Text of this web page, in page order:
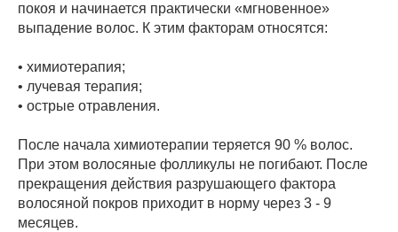
покоя и начинается практически «мгновенное»
выпадение волос. К этим факторам относятся:
• химиотерапия;
• лучевая терапия;
• острые отравления.
После начала химиотерапии теряется 90 % волос.
При этом волосяные фолликулы не погибают. После
прекращения действия разрушающего фактора
волосяной покров приходит в норму через 3 - 9
месяцев.